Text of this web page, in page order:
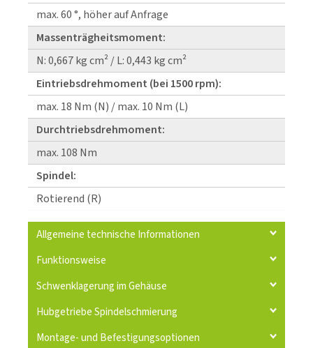
max. 60 °, höher auf Anfrage
Massenträgheitsmoment:
N: 0,667 kg cm² / L: 0,443 kg cm²
Eintriebsdrehmoment (bei 1500 rpm):
max. 18 Nm (N) / max. 10 Nm (L)
Durchtriebsdrehmoment:
max. 108 Nm
Spindel:
Rotierend (R)
Allgemeine technische Informationen
Funktionsweise
Schwenklagerung im Gehäuse
Hubgetriebe Spindelschmierung
Montage- und Befestigungsoptionen